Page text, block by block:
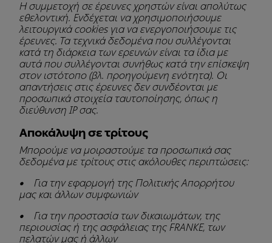
Η συμμετοχή σε έρευνες χρηστών είναι απολύτως
εθελοντική. Ενδέχεται να χρησιμοποιήσουμε
λειτουργικά cookies για να ενεργοποιήσουμε τις
έρευνες. Τα τεχνικά δεδομένα που συλλέγονται
κατά τη διάρκεια των ερευνών είναι τα ίδια με
αυτά που συλλέγονται συνήθως κατά την επίσκεψη
στον ιστότοπο (βλ. προηγούμενη ενότητα). Οι
απαντήσεις στις έρευνες δεν συνδέονται με
προσωπικά στοιχεία ταυτοποίησης, όπως η
διεύθυνση IP σας.
Αποκάλυψη σε τρίτους
Μπορούμε να μοιραστούμε τα προσωπικά σας
δεδομένα με τρίτους στις ακόλουθες περιπτώσεις:
• Για την εφαρμογή της Πολιτικής Απορρήτου
μας και άλλων συμφωνιών
• Για την προστασία των δικαιωμάτων, της
περιουσίας ή της ασφάλειας της FRANKE, των
πελατών μας ή άλλων